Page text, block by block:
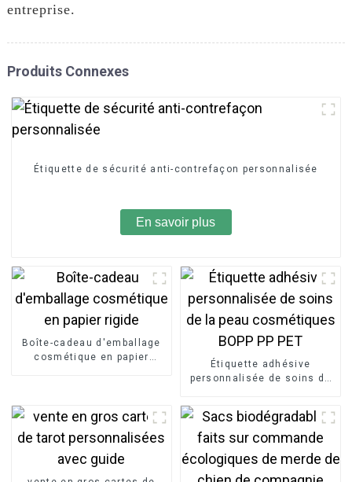
entreprise.
Produits Connexes
Étiquette de sécurité anti-contrefaçon personnalisée
En savoir plus
Boîte-cadeau d'emballage
cosmétique en papier
Étiquette adhésive
personnalisée de soins de